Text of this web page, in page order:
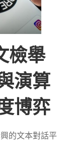
檢舉
演算
博弈
的文本對話平